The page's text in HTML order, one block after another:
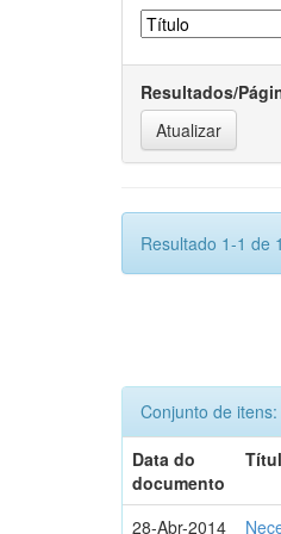
Resultados/
Resultado 1-1 de
Conjunto de itens:
Data do
documento
28-Abr-2014